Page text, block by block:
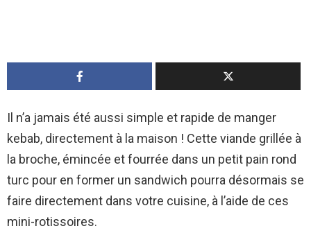
Il n’a jamais été aussi simple et rapide de manger
kebab, directement à la maison ! Cette viande grillée à
la broche, émincée et fourrée dans un petit pain rond
turc pour en former un sandwich pourra désormais se
faire directement dans votre cuisine, à l’aide de ces
mini-rotissoires.